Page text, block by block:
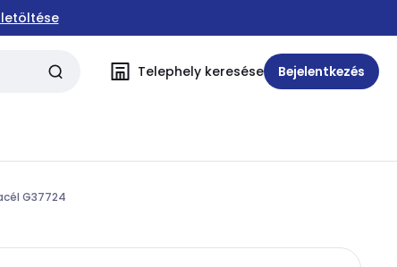
Telephely keresése Bejelentkezés
G37724